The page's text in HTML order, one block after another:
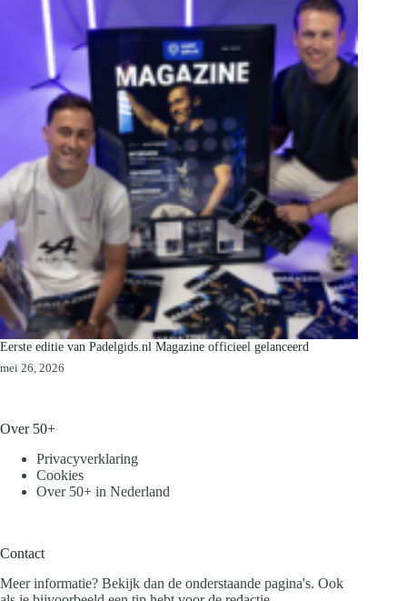
Eerste editie van Padelgids.nl Magazine officieel gelanceerd
mei 26, 2026
Over 50+
Privacyverklaring
Cookies
Over 50+ in Nederland
Contact
Meer informatie? Bekijk dan de onderstaande pagina's. Ook